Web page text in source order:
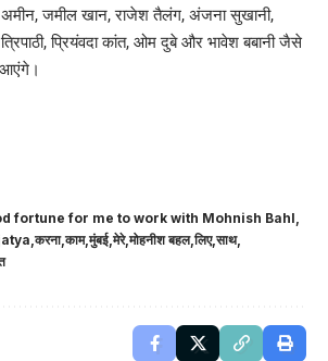
अमीन, जमील खान, राजेश तैलंग, अंजना सुखानी,
त्रिपाठी, प्रियंवदा कांत, ओम दुबे और भावेश बबानी जैसे
fortune for me to work with Mohnish Bahl
करना काम मुंबई मेरे मोहनीश बहल लिए साथ